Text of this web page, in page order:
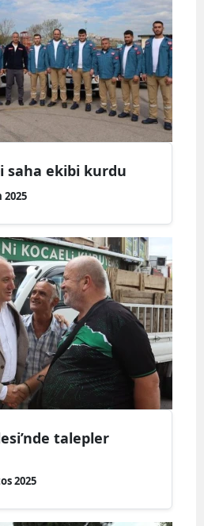
saha ekibi kurdu
2025
talepler
2025